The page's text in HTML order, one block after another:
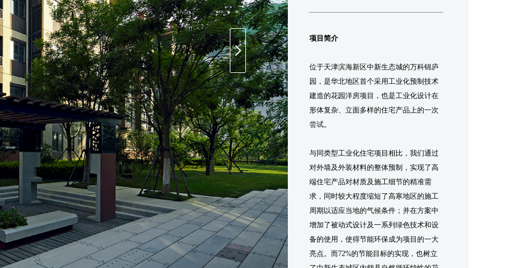
项目简介
位于天津滨海新区中新生态城的万科锦庐
园，是华北地区首个采用工业化预制技术
建造的花园洋房项目，也是工业化设计在
形体复杂、立面多样的住宅产品上的一次
尝试。
与同类型工业化住宅项目相比，我们通过
对外墙及外装材料的整体预制，实现了高
端住宅产品对材质及施工细节的精准需
求，同时较大程度缩短了高寒地区的施工
周期以适应当地的气候条件；并在方案中
增加了被动式设计及一系列绿色技术和设
备的使用，使得节能环保成为项目的一大
亮点。而72%的节能目标的实现，也树立